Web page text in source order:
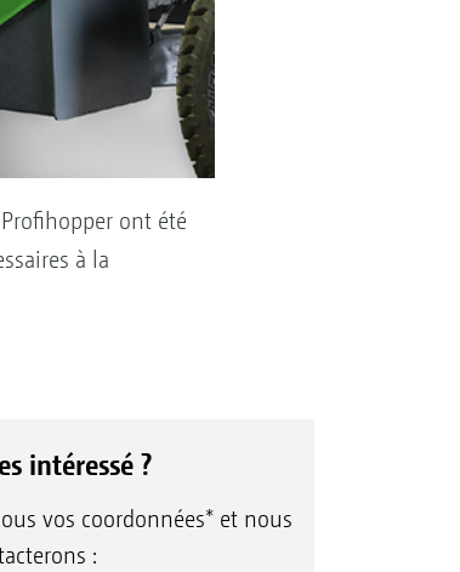
ont été
à la
intéressé ?
vos coordonnées* et nous
: